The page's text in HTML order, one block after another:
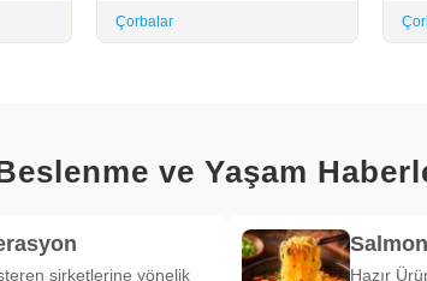
Çorbalar
ve Yaşam
şirketlerine yönelik
Hazır